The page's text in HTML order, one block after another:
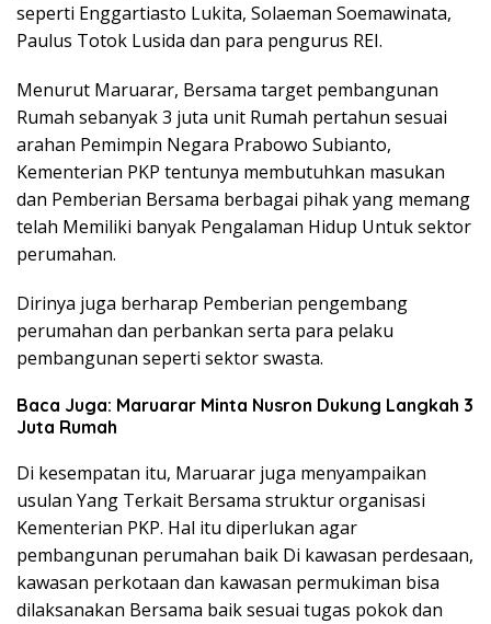
seperti Enggartiasto Lukita, Solaeman Soemawinata,
Paulus Totok Lusida dan para pengurus REI.
Menurut Maruarar, Bersama target pembangunan
Rumah sebanyak 3 juta unit Rumah pertahun sesuai
arahan Pemimpin Negara Prabowo Subianto,
Kementerian PKP tentunya membutuhkan masukan
dan Pemberian Bersama berbagai pihak yang memang
telah Memiliki banyak Pengalaman Hidup Untuk sektor
perumahan.
Dirinya juga berharap Pemberian pengembang
perumahan dan perbankan serta para pelaku
pembangunan seperti sektor swasta.
Baca Juga: Maruarar Minta Nusron Dukung Langkah 3
Juta Rumah
Di kesempatan itu, Maruarar juga menyampaikan
usulan Yang Terkait Bersama struktur organisasi
Kementerian PKP. Hal itu diperlukan agar
pembangunan perumahan baik Di kawasan perdesaan,
kawasan perkotaan dan kawasan permukiman bisa
dilaksanakan Bersama baik sesuai tugas pokok dan